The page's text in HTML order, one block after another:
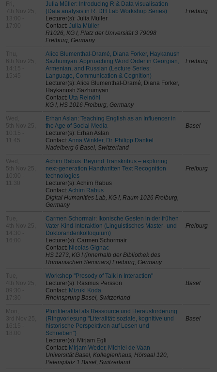
Fri,
7th Nov 25,
13:00 -
17:00
Julia Müller: Introducing R & Data visualisation
(Data analysis in R: DH Lab Workshop Series)
Lecturer(s): Julia Müller
Contact: Julia Müller
R1026, KG I, Platz der Universität 3 79098
Freiburg, Germany
Freiburg
Thu,
6th Nov 25,
14:15 -
15:45
Alice Blumenthal-Dramé, Diana Forker, Haykanush
Sazhumyan: Approaching Word Order in Georgian,
Armenian, and Russian (Lecture Series:
Language, Communication & Cognition)
Lecturer(s): Alice Blumenthal-Dramé, Diana Forker,
Haykanush Sazhumyan
Contact: Uta Reinöhl
KG I, HS 1016 Freiburg, Germany
Freiburg
Wed,
5th Nov 25,
10:15 -
11:45
Erhan Aslan: Teaching English as an Influencer in
the Age of Social Media
Lecturer(s): Erhan Aslan
Contact: Anna Winkler, Dr. Philipp Dankel
Nadelberg 6 Basel, Switzerland
Basel
Wed,
5th Nov 25,
11:30
Achim Rabus: Beyond Transkribus – exploring
next‑generation Handwritten Text Recognition
technologies
Lecturer(s): Achim Rabus
Contact: Achim Rabus
Digital Humanities Lab, KG I, Raum 1026 Freiburg,
Germany
Freiburg
Tue,
4th Nov 25,
14:30 -
16:00
Carmen Schormair: Ikonische Gesten in der frühen
Vater-Kind-Interaktion (Linguistisches Master- und
Doktorandenkolloquium)
Lecturer(s): Carmen Schormair
Contact: Nicolas Gignac
HS 1273, KG I (innerhalb der Bibliothek des
Romanischen Seminars) Freiburg, Germany
Freiburg
Tue,
4th Nov 25,
09:30 -
17:30
Workshop "Prosody of Talk in Interaction"
Lecturer(s): Rasmus Persson
Contact: Mizuki Koda
Rheinsprung Basel, Switzerland
Basel
Mon,
3rd Nov 25,
16:15 -
Pluriliteralität als Ressource und Herausforderung
(Ringvorlesung "Literalität: soziale, kognitive und
historische Perspektiven auf Lesen und
Schreiben")
Lecturer(s): Mirjam Egli
Contact: Mirjam Weder, Michiel de Vaan
Universität Basel, Kollegienhaus, Hörsaal 120,
Petersplatz 1 Basel, Switzerland
Basel